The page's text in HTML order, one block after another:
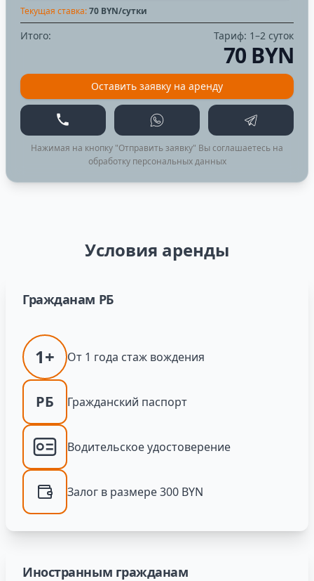
Текущая ставка:70 BYN/сутки
Итого: Тариф: 1–2 суток
70 BYN
Оставить заявку на аренду
Позвонить WhatsApp Telegram
Нажимая на кнопку "Отправить заявку" Вы соглашаетесь на
обработку персональных данных
Условия аренды
Гражданам РБ
От 1 года стаж вождения
1+
Гражданский паспорт
РБ
Водительское удостоверение
Залог в размере 300 BYN
Иностранным гражданам